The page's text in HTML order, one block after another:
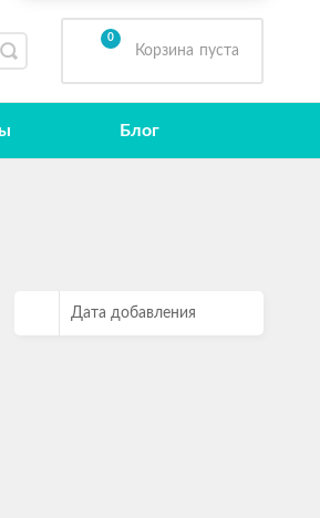
0
Корзина пуста
Блог
Дата добавления